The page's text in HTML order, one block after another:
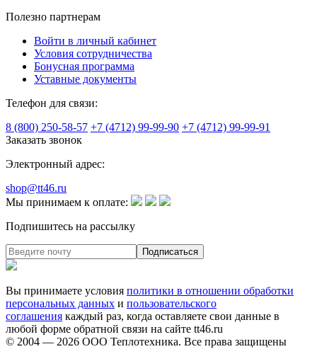
Полезно партнерам
Войти в личный кабинет
Условия сотрудничества
Бонусная программа
Уставные документы
Телефон для связи:
8 (800) 250-58-57 +7 (4712) 99-99-90 +7 (4712) 99-99-91
Заказать звонок
Электронный адрес:
shop@tt46.ru
Мы принимаем к оплате:
Подпишитесь на рассылку
Вы принимаете условия политики в отношении обработки
персональных данных и пользовательского
соглашения каждый раз, когда оставляете свои данные в
любой форме обратной связи на сайте tt46.ru
© 2004 — 2026 ООО Теплотехника. Все права защищены